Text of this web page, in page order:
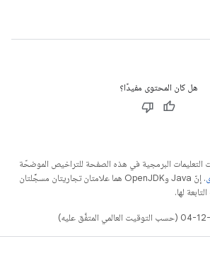
هل كان المحتوى مفيدًا؟
البرمجية في هذه الصفحة للتراخيص الموضحّة
. إنّ Java وOpenJDK هما علامتان تجاريتان مسجَّلتان